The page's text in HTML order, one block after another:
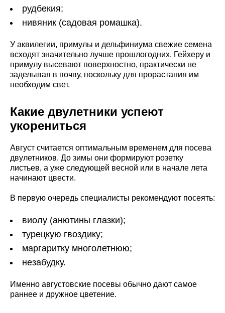
рудбекия;
нивяник (садовая ромашка).
У аквилегии, примулы и дельфиниума свежие семена
всходят значительно лучше прошлогодних. Гейхеру и
примулу высевают поверхностно, практически не
заделывая в почву, поскольку для прорастания им
необходим свет.
Какие двулетники успеют
укорениться
Август считается оптимальным временем для посева
двулетников. До зимы они формируют розетку
листьев, а уже следующей весной или в начале лета
начинают цвести.
В первую очередь специалисты рекомендуют посеять:
виолу (анютины глазки);
турецкую гвоздику;
маргаритку многолетнюю;
незабудку.
Именно августовские посевы обычно дают самое
раннее и дружное цветение.